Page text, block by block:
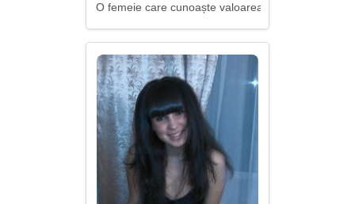
O femeie care cunoaște valoarea timpului